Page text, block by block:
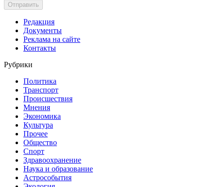
Отправить
Редакция
Документы
Реклама на сайте
Контакты
Рубрики
Политика
Транспорт
Происшествия
Мнения
Экономика
Культура
Прочее
Общество
Спорт
Здравоохранение
Наука и образование
Астрособытия